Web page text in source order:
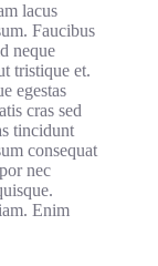
lacus
Faucibus
neque
tristique et.
egestas
cras sed
tincidunt
consequat
nec
Enim